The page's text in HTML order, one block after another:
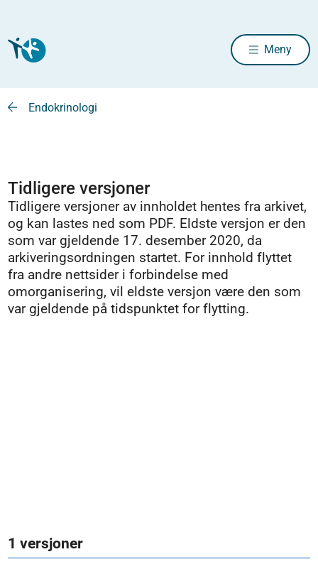
Meny
Endokrinologi
Tidligere versjoner
Tidligere versjoner av innholdet hentes fra arkivet,
og kan lastes ned som PDF. Eldste versjon er den
som var gjeldende 17. desember 2020, da
arkiveringsordningen startet. For innhold flyttet
fra andre nettsider i forbindelse med
omorganisering, vil eldste versjon være den som
var gjeldende på tidspunktet for flytting.
1 versjoner